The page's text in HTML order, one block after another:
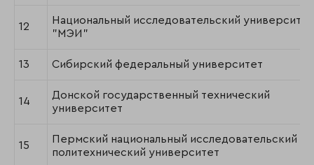
12
Национальный исследовательский университет
"МЭИ"
13 Сибирский федеральный университет
14
Донской государственный технический
университет
15
Пермский национальный исследовательский
политехнический университет